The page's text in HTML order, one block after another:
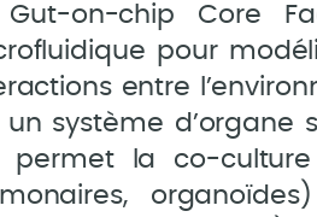
Gut-on-chip Core
pour
entre
un système d’organe
permet la co-culture